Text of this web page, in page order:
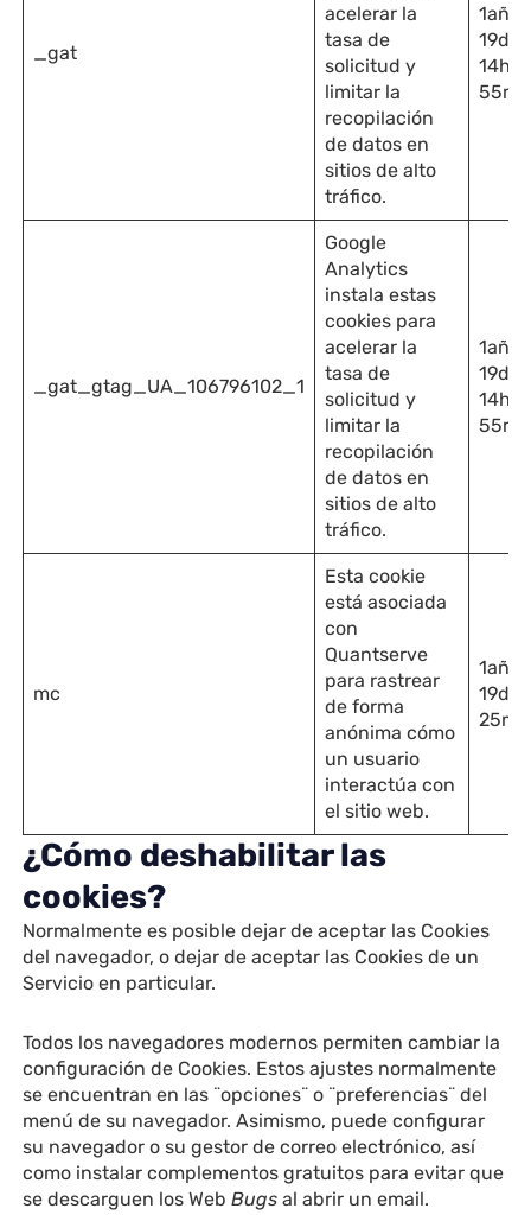
_gat
acelerar la
tasa de
solicitud y
limitar la
recopilación
de datos en
sitios de alto
tráfico.
1año
_gat_gtag_UA_106796102_1
Google
Analytics
instala estas
cookies para
acelerar la
tasa de
solicitud y
limitar la
recopilación
de datos en
sitios de alto
tráfico.
1año
mc
Esta cookie
está asociada
con
Quantserve
para rastrear
de forma
anónima cómo
un usuario
interactúa con
el sitio web.
1año
¿Cómo deshabilitar las
cookies?
Normalmente es posible dejar de aceptar las Cookies
del navegador, o dejar de aceptar las Cookies de un
Servicio en particular.
Todos los navegadores modernos permiten cambiar la
configuración de Cookies. Estos ajustes normalmente
se encuentran en las ¨opciones¨ o ¨preferencias¨ del
menú de su navegador. Asimismo, puede configurar
su navegador o su gestor de correo electrónico, así
como instalar complementos gratuitos para evitar que
se descarguen los Web Bugsal abrir un email.